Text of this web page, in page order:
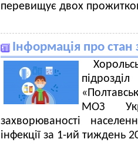
перевищує двох
Інформація про стан
МОЗ
захворюваності
інфекції за 1-ий тиждень